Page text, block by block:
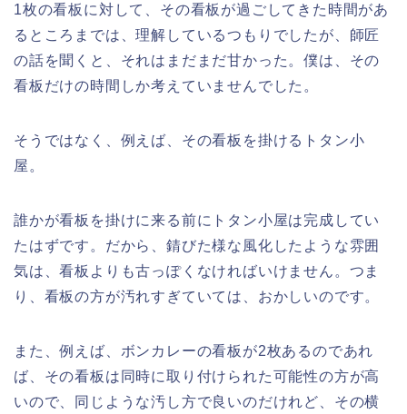
1枚の看板に対して、その看板が過ごしてきた時間があ
るところまでは、理解しているつもりでしたが、師匠
の話を聞くと、それはまだまだ甘かった。僕は、その
看板だけの時間しか考えていませんでした。
そうではなく、例えば、その看板を掛けるトタン小
屋。
誰かが看板を掛けに来る前にトタン小屋は完成してい
たはずです。だから、錆びた様な風化したような雰囲
気は、看板よりも古っぽくなければいけません。つま
り、看板の方が汚れすぎていては、おかしいのです。
また、例えば、ボンカレーの看板が2枚あるのであれ
ば、その看板は同時に取り付けられた可能性の方が高
いので、同じような汚し方で良いのだけれど、その横